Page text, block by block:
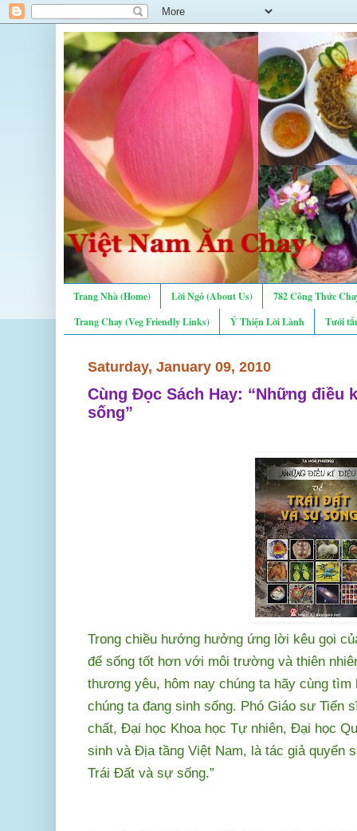
Trang Nhà (Home) Lời Ngỏ (About Us)
782 Công Thức
Trang Chay (Veg Friendly Links)
Ý Thiện Lời Lành Tưới
Saturday, January 09, 2010
Cùng Đọc Sách Hay: “Những điều
sống”
Trong chiều hướng hưởng ứng lời kêu gọi
để sống tốt hơn với môi trường và thiên
thương yêu, hôm nay chúng ta hãy cùng tìm
chúng ta đang sinh sống. Phó Giáo sư Tiến
chất, Đại học Khoa học Tự nhiên, Đại học
sinh và Địa tầng Việt Nam, là tác giả quyển
Trái Đất và sự sống.”